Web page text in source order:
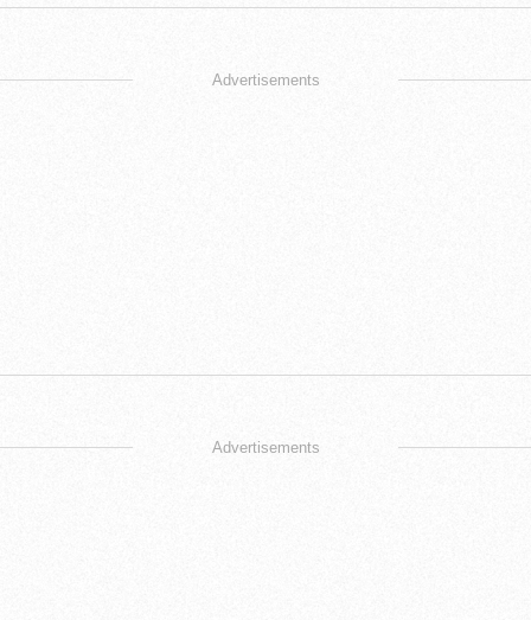
Advertisements
Advertisements